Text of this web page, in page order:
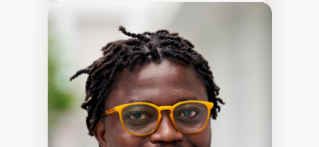
Didactique des sciences – processus
d’enquête et culture scientifique
Éducation en milieu minoritaire –
construction identitaire et conscience
critique
Technologies éducatives – ludification et
programmation pédagogique
La langue dans toutes les matières –
environnement discursif et langage
scientifique